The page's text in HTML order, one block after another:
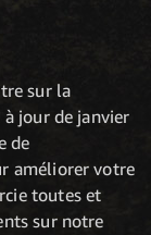
sur la
jour de janvier
de
améliorer votre
toutes et
sur notre